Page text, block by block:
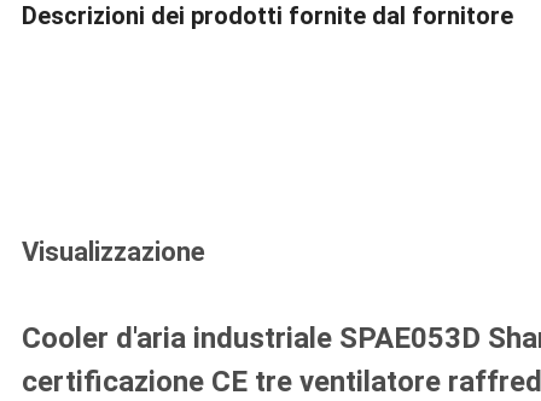
Descrizioni dei prodotti fornite dal fornitore
Visualizzazione
Cooler d'aria industriale SPAE053D
certificazione CE tre ventilatore